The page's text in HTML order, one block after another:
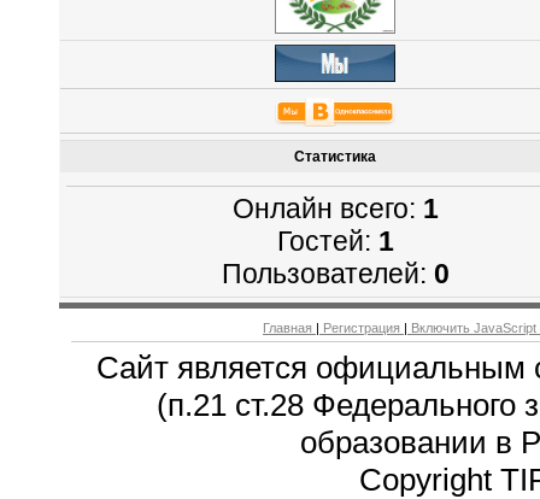
Статистика
Онлайн всего: 1
Гостей: 1
Пользователей: 0
Главная | Регистрация | Включить JavaScript
Сайт является официальным
(п.21 ст.28 Федерального
образовании в
Copyright